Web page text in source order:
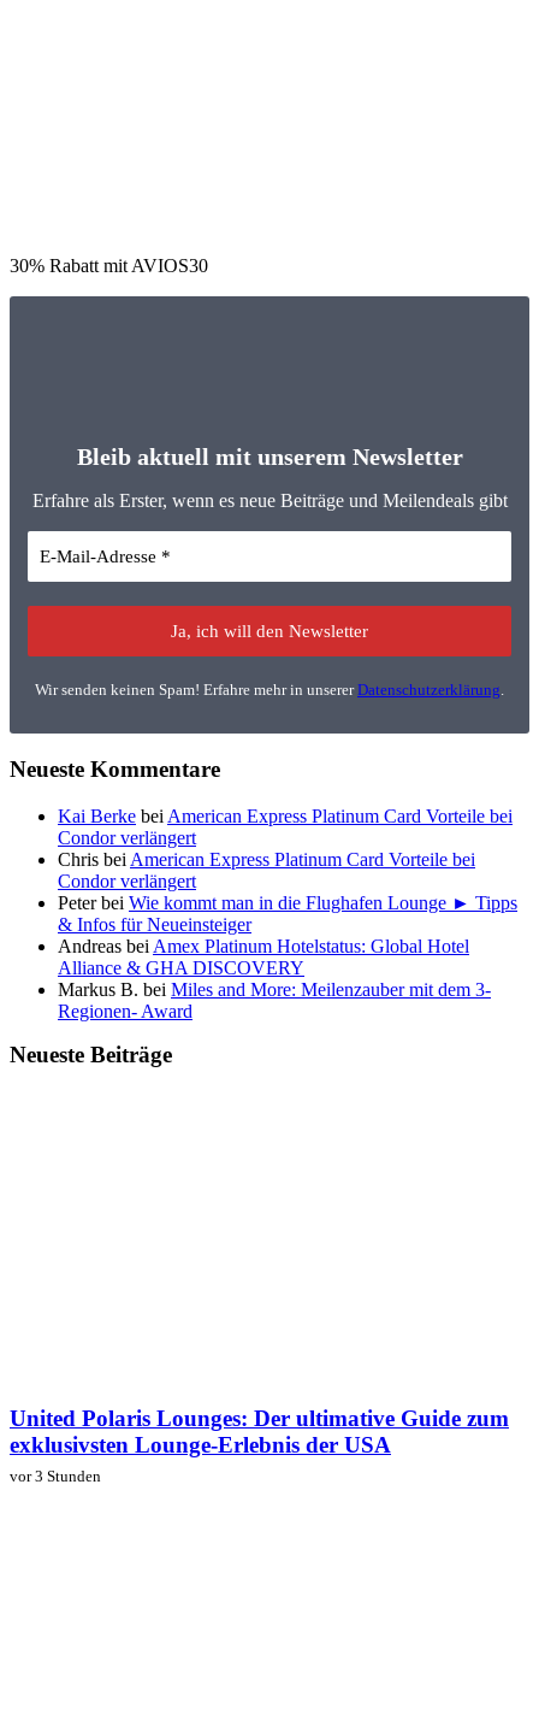
30% Rabatt mit AVIOS30
Bleib aktuell mit unserem Newsletter
Erfahre als Erster, wenn es neue Beiträge und Meilendeals gibt
Wir senden keinen Spam! Erfahre mehr in unsererDatenschutzerklärung.
Neueste Kommentare
Kai Berke bei American Express Platinum Card Vorteile bei
Condor verlängert
Chris bei American Express Platinum Card Vorteile bei
Condor verlängert
Peterbei Wie kommt man in die Flughafen Lounge ► Tipps
& Infos für Neueinsteiger
Andreas bei Amex Platinum Hotelstatus: Global Hotel
Alliance & GHA DISCOVERY
Markus B. bei Miles and More: Meilenzauber mit dem 3-
Regionen- Award
Neueste Beiträge
United Polaris Lounges: Der ultimative Guide zum
exklusivsten Lounge-Erlebnis der USA
vor 3 Stunden